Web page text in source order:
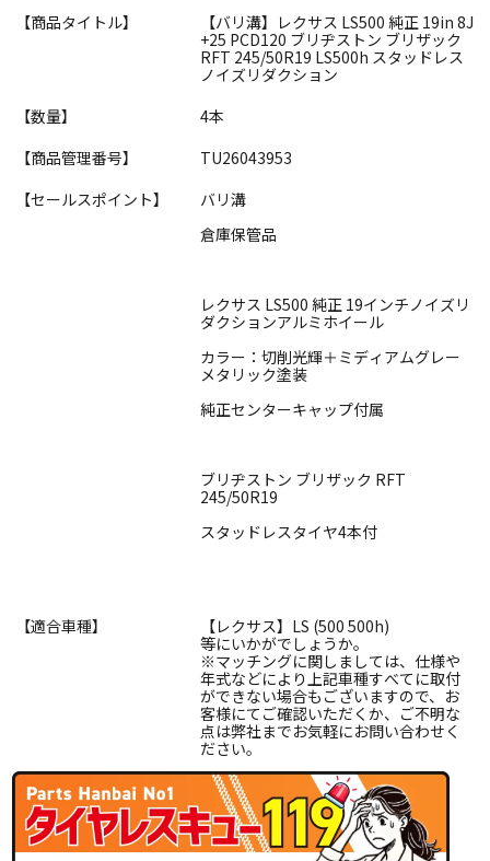
【商品タイトル】
【バリ溝】レクサス LS500 純正 19in 8J
+25 PCD120 ブリヂストン ブリザック
RFT 245/50R19 LS500h スタッドレス
ノイズリダクション
【数量】
4本
【商品管理番号】
TU26043953
【セールスポイント】
バリ溝
倉庫保管品
レクサス LS500 純正 19インチノイズリ
ダクションアルミホイール
カラー：切削光輝＋ミディアムグレー
メタリック塗装
純正センターキャップ付属
ブリヂストン ブリザック RFT
245/50R19
スタッドレスタイヤ4本付
【適合車種】
【レクサス】LS (500 500h)
等にいかがでしょうか。
※マッチングに関しましては、仕様や
年式などにより上記車種すべてに取付
ができない場合もございますので、お
客様にてご確認いただくか、ご不明な
点は弊社までお気軽にお問い合わせく
ださい。